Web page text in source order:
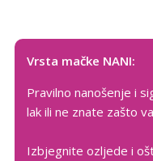
Up
Vrsta mačke NANI:
Pravilno nanošenje i
lak ili ne znate zašto
Izbjegnite ozljede i